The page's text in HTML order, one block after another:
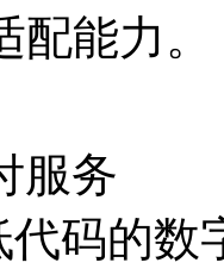
能力。
服务
码的数